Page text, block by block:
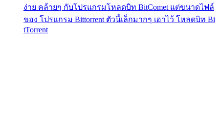
ง่าย คล้ายๆ กับโปรแกรมโหลดบิท BitComet แต่ขนาดไฟล์
ของ โปรแกรม Bittorrent ตัวนี้เล็กมากๆ เอาไว้ โหลดบิท Bi
tTorrent